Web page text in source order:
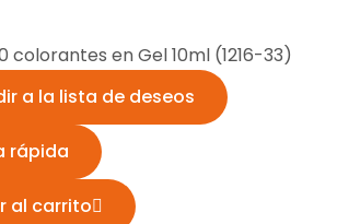
a la lista de deseos
rápida
al carrito